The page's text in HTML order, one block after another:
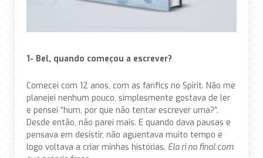
1- Bel, quando começou a escrever?
Comecei com 12 anos, com as fanfics no Spirit. Não me
planejei nenhum pouco, simplesmente gostava de ler
e pensei “hum, por que não tentar escrever uma?”.
Desde então, não parei mais. E quando dava pausas e
pensava em desistir, não aguentava muito tempo e
logo voltava a criar minhas histórias. Ela ri no final com